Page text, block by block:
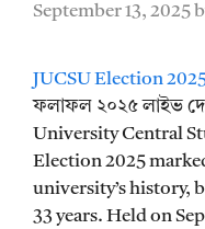
September 13, 2025
JUCSU Election
ফলাফল ২০২৫ লাইভ
University Central
Election 2025
university’s history,
33 years. Held on